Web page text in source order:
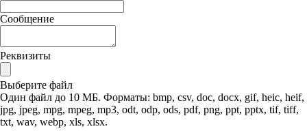
Сообщение
Реквизиты
Выберите файл
Один файл до 10 МБ. Форматы: bmp, csv, doc, docx, gif, heic, heif,
jpg, jpeg, mpg, mpeg, mp3, odt, odp, ods, pdf, png, ppt, pptx, tif, tiff,
txt, wav, webp, xls, xlsx.